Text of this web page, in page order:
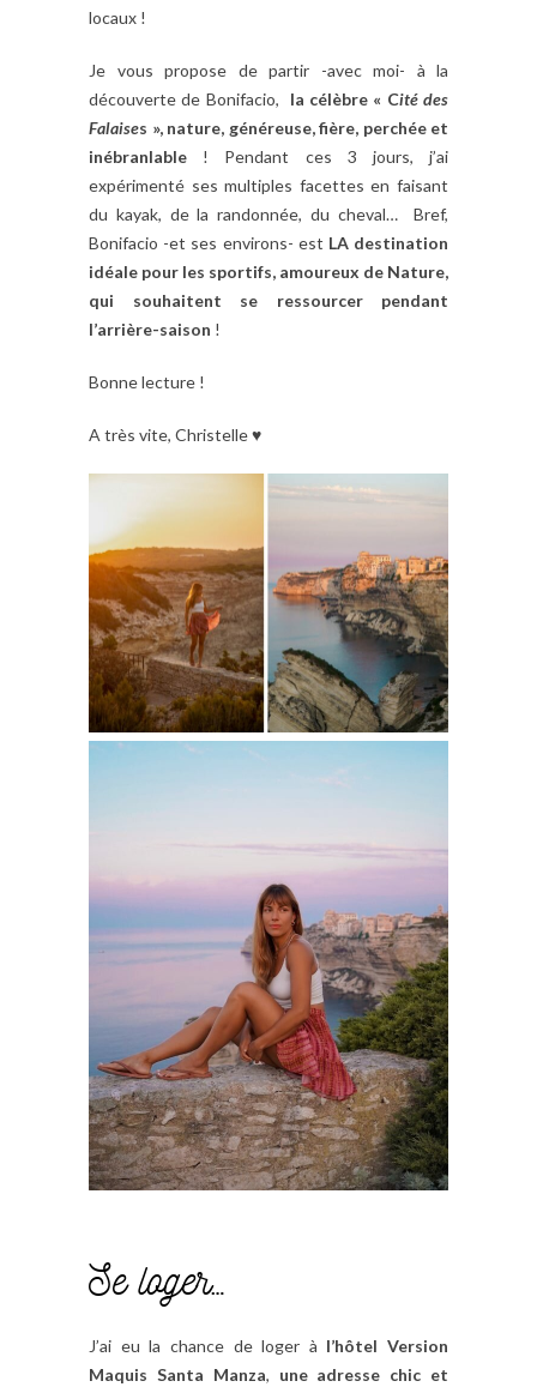
locaux !
Je vous propose de partir -avec moi- à la
découverte de Bonifacio, la célèbre « Cité des
Falaises », nature, généreuse, fière, perchée et
inébranlable ! Pendant ces 3 jours, j’ai
expérimenté ses multiples facettes en faisant
du kayak, de la randonnée, du cheval… Bref,
Bonifacio -et ses environs- est LA destination
idéale pour les sportifs, amoureux de Nature,
qui souhaitent se ressourcer pendant
l’arrière-saison !
Bonne lecture !
A très vite, Christelle ♥
Se loger…
J’ai eu la chance de loger à l’hôtel Version
Maquis Santa Manza, une adresse chic et